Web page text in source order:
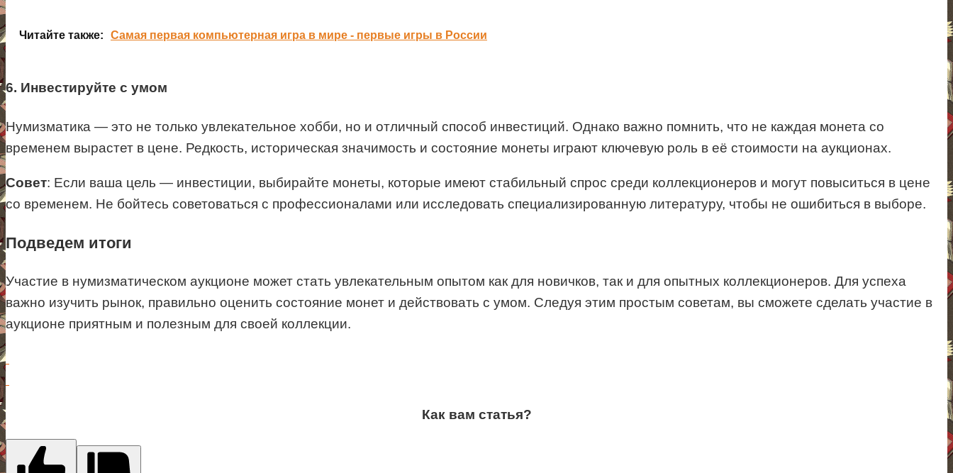
Читайте также: Самая первая компьютерная игра в мире - первые игры в России
6. Инвестируйте с умом
Нумизматика — это не только увлекательное хобби, но и отличный способ инвестиций. Однако важно помнить, что не каждая монета со
временем вырастет в цене. Редкость, историческая значимость и состояние монеты играют ключевую роль в её стоимости на аукционах.
Совет: Если ваша цель — инвестиции, выбирайте монеты, которые имеют стабильный спрос среди коллекционеров и могут повыситься в цене
со временем. Не бойтесь советоваться с профессионалами или исследовать специализированную литературу, чтобы не ошибиться в выборе.
Подведем итоги
Участие в нумизматическом аукционе может стать увлекательным опытом как для новичков, так и для опытных коллекционеров. Для успеха
важно изучить рынок, правильно оценить состояние монет и действовать с умом. Следуя этим простым советам, вы сможете сделать участие в
аукционе приятным и полезным для своей коллекции.
Как вам статья?